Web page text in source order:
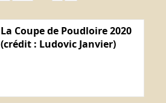
La Coupe de Poudloire 2020
(crédit : Ludovic Janvier)